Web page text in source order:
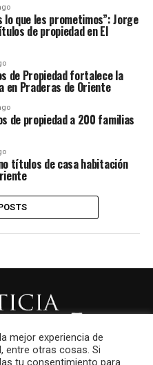
lo que les prometimos”: Jorge
de propiedad en El
de Propiedad fortalece la
en Praderas de Oriente
de propiedad a 200 familias
títulos de casa habitación
mejor experiencia de
entre otras cosas. Si
tu consentimiento para